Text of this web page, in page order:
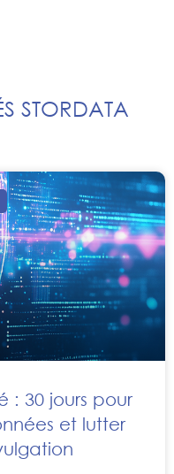
STORDATA
: 30 jours pour
et lutter